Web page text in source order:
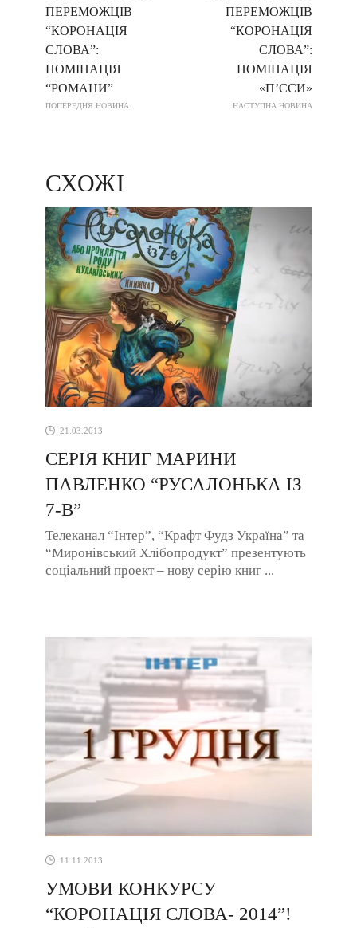
ПЕРЕМОЖЦІВ
“КОРОНАЦІЯ
СЛОВА”:
НОМІНАЦІЯ
“РОМАНИ”
ПОПЕРЕДНЯ НОВИНА
ПЕРЕМОЖЦІВ
“КОРОНАЦІЯ
СЛОВА”:
НОМІНАЦІЯ
«П’ЄСИ»
НАСТУПНА НОВИНА
СХОЖІ
21.03.2013
СЕРІЯ КНИГ МАРИНИ
ПАВЛЕНКО “РУСАЛОНЬКА ІЗ
7-В”
Телеканал “Інтер”, “Крафт Фудз Україна” та
“Миронівський Хлібопродукт” презентують
соціальний проект – нову серію книг ...
11.11.2013
УМОВИ КОНКУРСУ
“КОРОНАЦІЯ СЛОВА- 2014”!